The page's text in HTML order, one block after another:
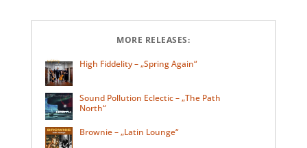
MORE RELEASES:
High Fiddelity – „Spring Again“
Sound Pollution Eclectic – „The Path
North“
Brownie – „Latin Lounge“